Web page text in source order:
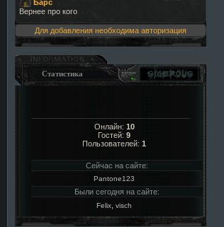
Для добавления необходима авторизация
Статистика
Онлайн: 10
Гостей: 9
Пользователей: 1
Сейчас на сайте:
Pantone123
Были сегодня на сайте:
Felix visch